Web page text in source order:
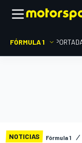
FÓRMULA 1
NOTICIAS Fórmula 1